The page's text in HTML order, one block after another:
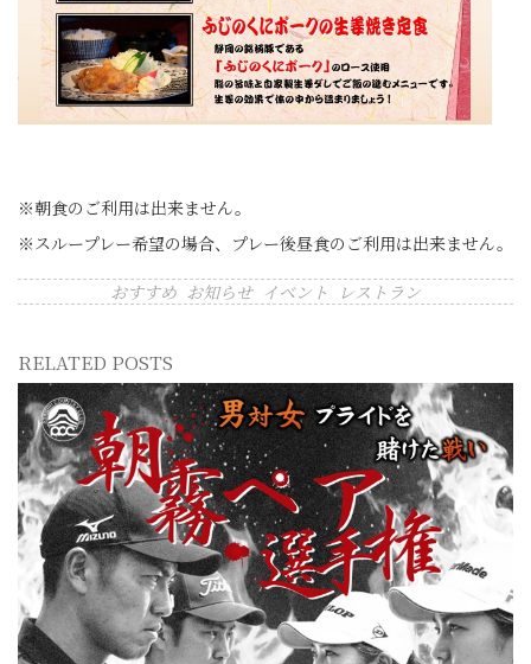
※朝食のご利用は出来ません。
※スループレー希望の場合、プレー後昼食のご利用は出来ません。
おすすめ お知らせ イベント レストラン
RELATED POSTS